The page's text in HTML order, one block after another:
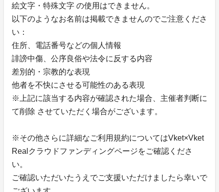
絵文字・特殊文字 の使用はできません。
以下のようなお名前は掲載できませんのでご注意くださ
い：
住所、電話番号などの個人情報
誹謗中傷、公序良俗や法令に反する内容
差別的・宗教的な表現
他者を不快にさせる可能性のある表現
※上記に該当する内容が確認された場合、主催者判断に
て削除 させていただく場合がございます。
※その他さらに詳細なご利用規約についてはVket×Vket
Realクラウドファンディングページをご確認くださ
い。
ご確認いただいたうえでご支援いただけましたら幸いで